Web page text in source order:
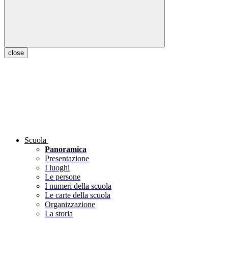
close
Scuola
Panoramica
Presentazione
I luoghi
Le persone
I numeri della scuola
Le carte della scuola
Organizzazione
La storia